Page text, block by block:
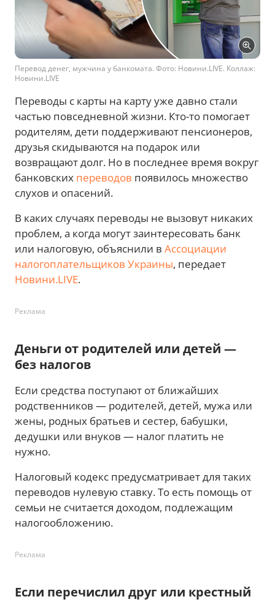
Перевод денег, мужчина у банкомата. Фото: Новини.LIVE. Коллаж:
Новини.LIVE
Переводы с карты на карту уже давно стали
частью повседневной жизни. Кто-то помогает
родителям, дети поддерживают пенсионеров,
друзья скидываются на подарок или
возвращают долг. Но в последнее время вокруг
банковских переводов появилось множество
слухов и опасений.
В каких случаях переводы не вызовут никаких
проблем, а когда могут заинтересовать банк
или налоговую, объяснили в Ассоциации
налогоплательщиков Украины, передает
Новини.LIVE.
Реклама
Деньги от родителей или детей —
без налогов
Если средства поступают от ближайших
родственников — родителей, детей, мужа или
жены, родных братьев и сестер, бабушки,
дедушки или внуков — налог платить не
нужно.
Налоговый кодекс предусматривает для таких
переводов нулевую ставку. То есть помощь от
семьи не считается доходом, подлежащим
налогообложению.
Реклама
Если перечислил друг или крестный